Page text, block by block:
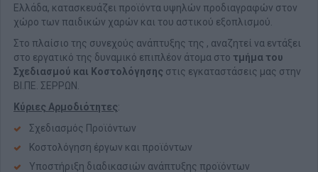
Ελλάδα, κατασκευάζει προϊόντα υψηλών προδιαγραφών στον
χώρο των παιδικών χαρών και του αστικού εξοπλισμού.
Στο πλαίσιο της συνεχούς ανάπτυξης της , αναζητεί να εντάξει
στο εργατικό της δυναμικό επιπλέον άτομα στο τμήμα του
Σχεδιασμού και Κοστολόγησης στις εγκαταστάσεις μας στην
ΒΙ.ΠΕ. ΣΕΡΡΩΝ.
Κύριες Αρμοδιότητες:
Σχεδιασμός Προϊόντων
Κοστολόγηση έργων και προϊόντων
Υποστήριξη διαδικασιών ανάπτυξης προϊόντων